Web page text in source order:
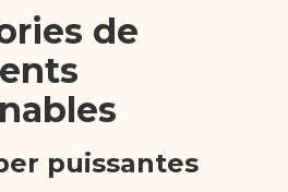
de
puissantes